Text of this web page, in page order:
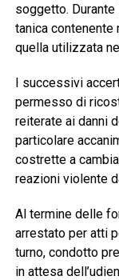
soggetto.
tanica contenente
quella utilizzata
I successivi
permesso di
reiterate ai danni
particolare
costrette a
reazioni violente
Al termine delle
arrestato per atti
turno, condotto
in attesa